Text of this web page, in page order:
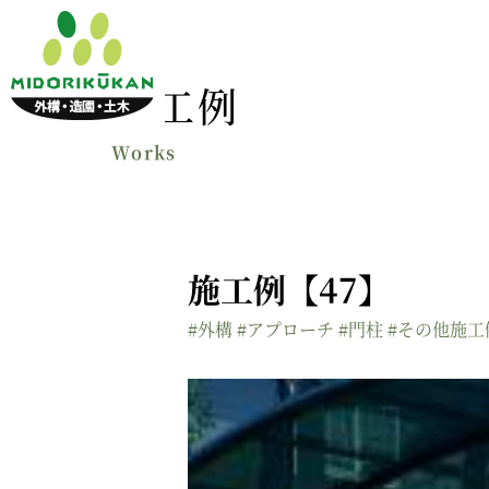
施工例
施工例【47】
#外構#アプローチ #門柱 #その他施工